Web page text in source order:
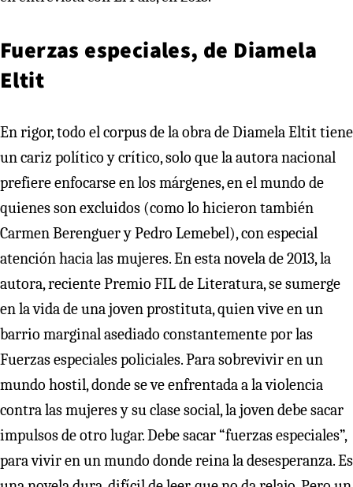
Fuerzas especiales, de Diamela
Eltit
En rigor, todo el corpus de la obra de Diamela Eltit tiene
un cariz político y crítico, solo que la autora nacional
prefiere enfocarse en los márgenes, en el mundo de
quienes son excluidos (como lo hicieron también
Carmen Berenguer y Pedro Lemebel), con especial
atención hacia las mujeres. En esta novela de 2013, la
autora, reciente Premio FIL de Literatura, se sumerge
en la vida de una joven prostituta, quien vive en un
barrio marginal asediado constantemente por las
Fuerzas especiales policiales. Para sobrevivir en un
mundo hostil, donde se ve enfrentada a la violencia
contra las mujeres y su clase social, la joven debe sacar
impulsos de otro lugar. Debe sacar “fuerzas especiales”,
para vivir en un mundo donde reina la desesperanza. Es